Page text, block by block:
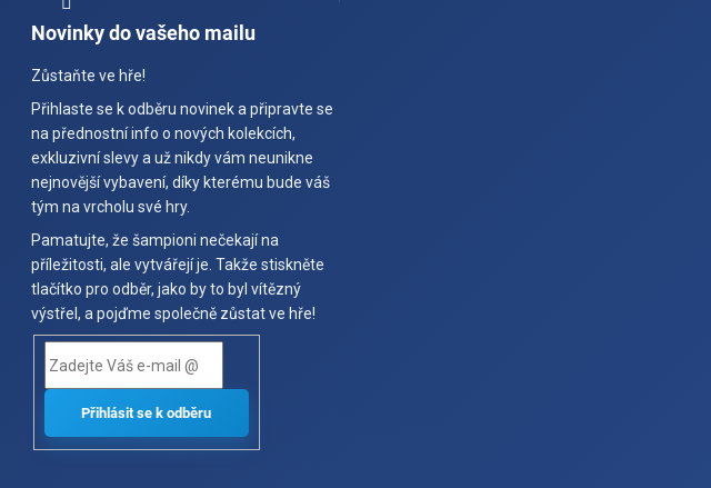
Novinky do vašeho mailu
Zůstaňte ve hře!
Přihlaste se k odběru novinek a připravte se
na přednostní info o nových kolekcích,
exkluzivní slevy a už nikdy vám neunikne
nejnovější vybavení, díky kterému bude váš
tým na vrcholu své hry.
Pamatujte, že šampioni nečekají na
příležitosti, ale vytvářejí je. Takže stiskněte
tlačítko pro odběr, jako by to byl vítězný
výstřel, a pojďme společně zůstat ve hře!